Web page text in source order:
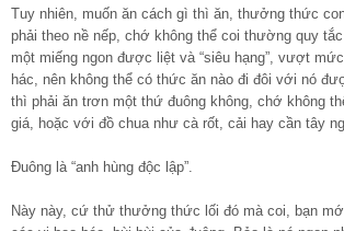
Tuy nhiên, muốn ăn cách gì thì ăn, thưởng thức
phải theo nề nếp, chớ không thể coi thường quy
một miếng ngon được liệt và “siêu hạng”, vượt
hác, nên không thể có thức ăn nào đi đôi với nó
thì phải ăn trơn một thứ đuông không, chớ không
giá, hoặc với đồ chua như cà rốt, cải hay cần tây
Đuông là “anh hùng độc lập”.
Này này, cứ thử thưởng thức lối đó mà coi, bạn